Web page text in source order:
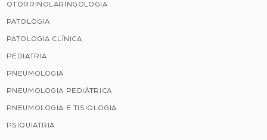
OTORRINOLARINGOLOGIA
PATOLOGIA
PATOLOGIA CLÍNICA
PEDIATRIA
PNEUMOLOGIA
PNEUMOLOGIA PEDIÁTRICA
PNEUMOLOGIA E TISIOLOGIA
PSIQUIATRIA